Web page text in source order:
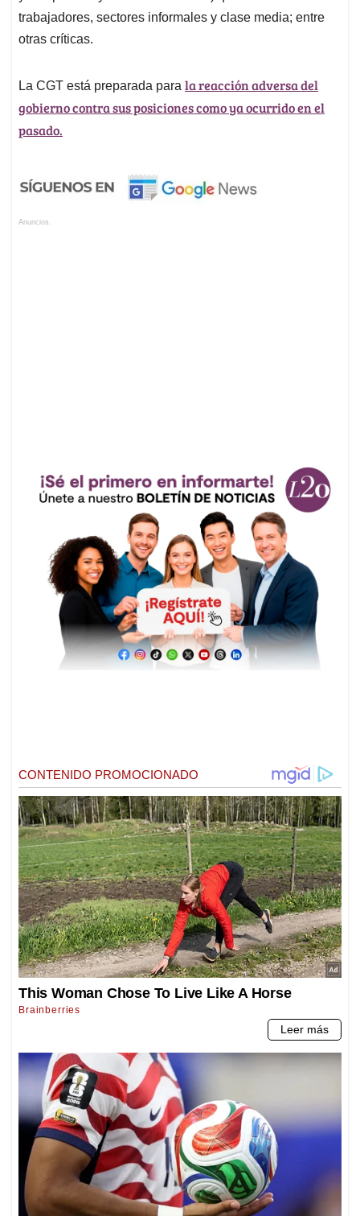
trabajadores, sectores informales y clase media; entre
otras críticas.
La CGT está preparada para la reacción adversa del
gobierno contra sus posiciones como ya ocurrido en el
pasado.
Anuncios.